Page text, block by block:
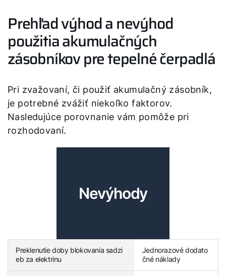
Prehľad výhod a nevýhod
použitia akumulačných
zásobníkov pre tepelné čerpadlá
Pri zvažovaní, či použiť akumulačný zásobník,
je potrebné zvážiť niekoľko faktorov.
Nasledujúce porovnanie vám pomôže pri
rozhodovaní.
Nevýhody
Preklenutie doby blokovania sadzi
eb za elektrinu
Jednorazové dodato
čné náklady